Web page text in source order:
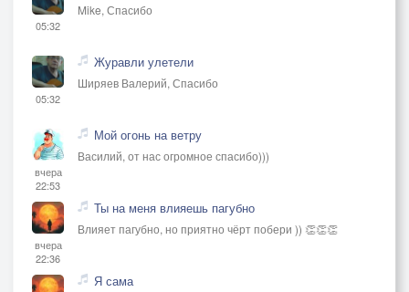
05:32
Mike, Спасибо
05:32
Журавли улетели
Ширяев Валерий, Спасибо
вчера
22:53
Мой огонь на ветру
Василий, от нас огромное спасибо)))
вчера
22:36
Ты на меня влияешь пагубно
Влияет пагубно, но приятно чёрт побери )) 👏👏👏
Я сама